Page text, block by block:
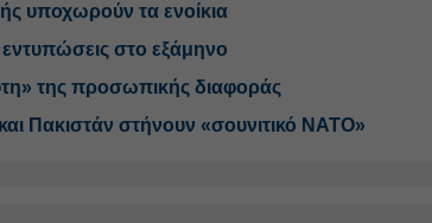
υποχωρούν τα ενοίκια
εντυπώσεις στο εξάμηνο
της προσωπικής διαφοράς
Πακιστάν στήνουν «σουνιτικό ΝΑΤΟ»